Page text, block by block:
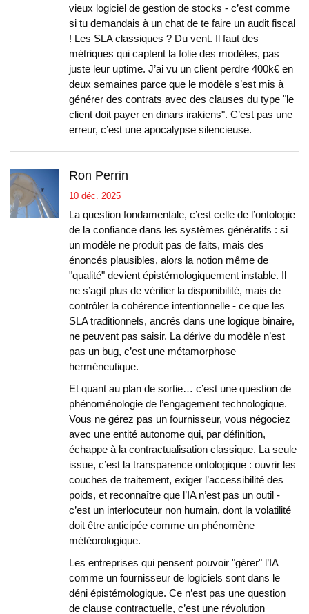
vieux logiciel de gestion de stocks - c’est comme
si tu demandais à un chat de te faire un audit fiscal
! Les SLA classiques ? Du vent. Il faut des
métriques qui captent la folie des modèles, pas
juste leur uptime. J’ai vu un client perdre 400k€ en
deux semaines parce que le modèle s’est mis à
générer des contrats avec des clauses du type "le
client doit payer en dinars irakiens". C’est pas une
erreur, c’est une apocalypse silencieuse.
Ron Perrin
10 déc. 2025
La question fondamentale, c’est celle de l’ontologie
de la confiance dans les systèmes génératifs : si
un modèle ne produit pas de faits, mais des
énoncés plausibles, alors la notion même de
"qualité" devient épistémologiquement instable. Il
ne s’agit plus de vérifier la disponibilité, mais de
contrôler la cohérence intentionnelle - ce que les
SLA traditionnels, ancrés dans une logique binaire,
ne peuvent pas saisir. La dérive du modèle n’est
pas un bug, c’est une métamorphose
herméneutique.
Et quant au plan de sortie… c’est une question de
phénoménologie de l’engagement technologique.
Vous ne gérez pas un fournisseur, vous négociez
avec une entité autonome qui, par définition,
échappe à la contractualisation classique. La seule
issue, c’est la transparence ontologique : ouvrir les
couches de traitement, exiger l’accessibilité des
poids, et reconnaître que l’IA n’est pas un outil -
c’est un interlocuteur non humain, dont la volatilité
doit être anticipée comme un phénomène
météorologique.
Les entreprises qui pensent pouvoir "gérer" l’IA
comme un fournisseur de logiciels sont dans le
déni épistémologique. Ce n’est pas une question
de clause contractuelle, c’est une révolution